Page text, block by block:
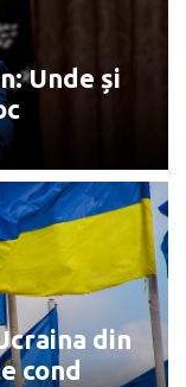
politică
Unde și
și când
din
cond